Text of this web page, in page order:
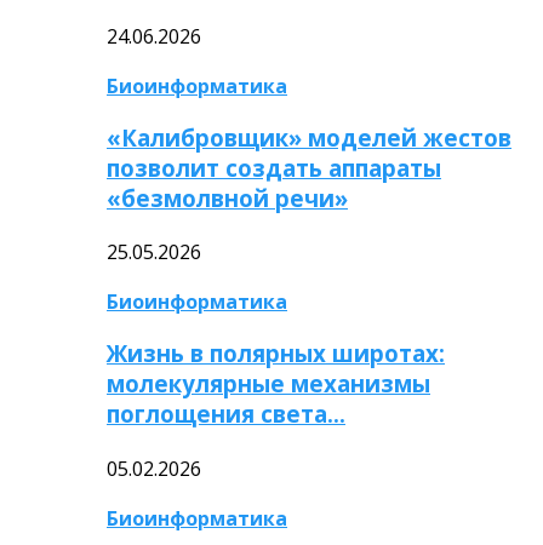
24.06.2026
Биоинформатика
«Калибровщик» моделей жестов
позволит создать аппараты
«безмолвной речи»
25.05.2026
Биоинформатика
Жизнь в полярных широтах:
молекулярные механизмы
поглощения света…
05.02.2026
Биоинформатика